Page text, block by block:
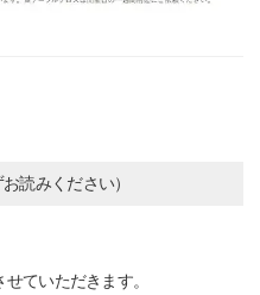
読みください）
ていただきます。